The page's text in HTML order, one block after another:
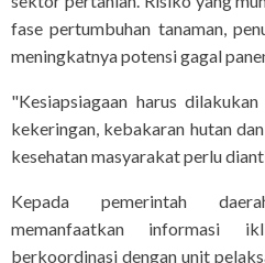
fase pertumbuhan tanaman,
meningkatnya potensi gagal
"Kesiapsiagaan harus
kekeringan, kebakaran hutan
kesehatan masyarakat perlu
Kepada pemerintah
memanfaatkan informasi
berkoordinasi dengan unit